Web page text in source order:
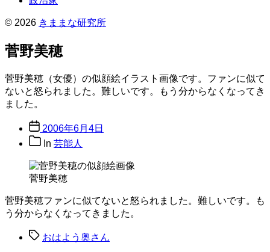
© 2026 きままな研究所
菅野美穂
菅野美穂（女優）の似顔絵イラスト画像です。ファンに似て
ないと怒られました。難しいです。もう分からなくなってき
ました。
Post
date
2006年6月4日
Post
categories
In 芸能人
菅野美穂
菅野美穂ファンに似てないと怒られました。難しいです。も
う分からなくなってきました。
Tagsおはよう奥さん